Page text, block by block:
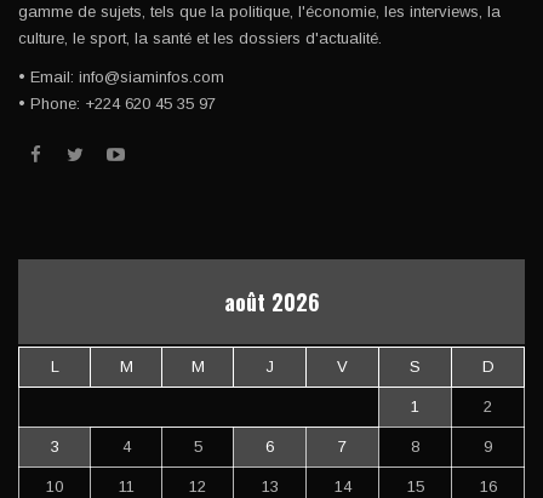
gamme de sujets, tels que la politique, l'économie, les interviews, la
culture, le sport, la santé et les dossiers d'actualité.
• Email: info@siaminfos.com
• Phone: +224 620 45 35 97
août 2026
L M M J V S D
1 2
3 4 5 6 7 8 9
10 11 12 13 14 15 16